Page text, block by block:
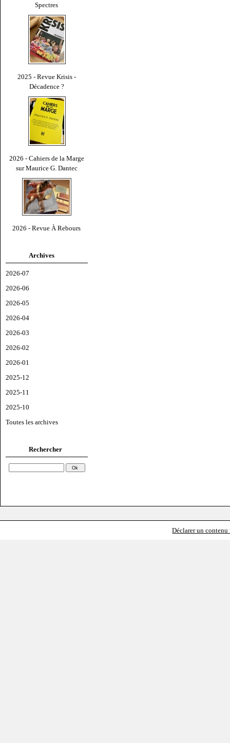
Spectres
2025 - Revue Krisis -
Décadence ?
2026 - Cahiers de la Marge
sur Maurice G. Dantec
2026 - Revue À Rebours
Archives
2026-07
2026-06
2026-05
2026-04
2026-03
2026-02
2026-01
2025-12
2025-11
2025-10
Toutes les archives
Rechercher
Déclarer un